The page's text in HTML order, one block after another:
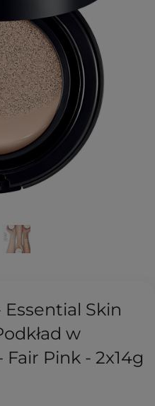
Skin
w
Pink - 2x14g